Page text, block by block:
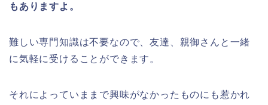
もありますよ。
難しい専門知識は不要なので、友達、親御さんと一緒
に気軽に受けることができます。
それによっていままで興味がなかったものにも惹かれ